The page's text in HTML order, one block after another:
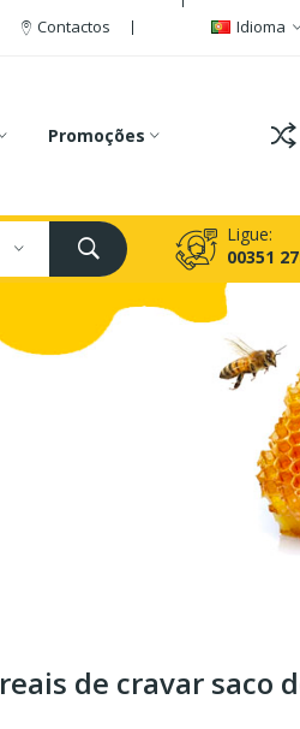
Contactos Idioma
Promoções
Ligue:
00351
de cravar saco